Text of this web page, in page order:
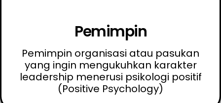
Pemimpin
Pemimpin organisasi atau pasukan
yang ingin mengukuhkan karakter
leadership menerusi psikologi positif
(Positive Psychology)